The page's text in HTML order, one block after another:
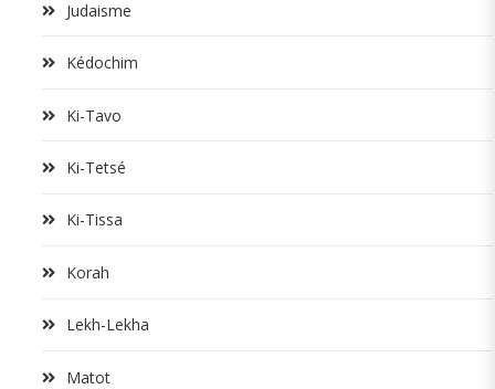
Judaisme
Kédochim
Ki-Tavo
Ki-Tetsé
Ki-Tissa
Korah
Lekh-Lekha
Matot